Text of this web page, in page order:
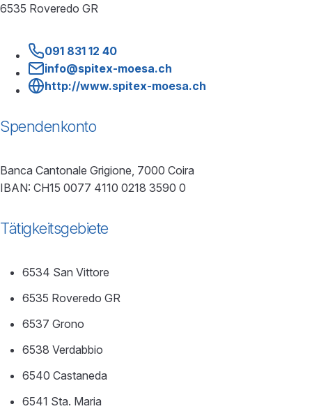
6535 Roveredo GR
091 831 12 40
info@spitex-moesa.ch
http://www.spitex-moesa.ch
Spendenkonto
Banca Cantonale Grigione, 7000 Coira
IBAN: CH15 0077 4110 0218 3590 0
Tätigkeitsgebiete
6534 San Vittore
6535 Roveredo GR
6537 Grono
6538 Verdabbio
6540 Castaneda
6541 Sta. Maria